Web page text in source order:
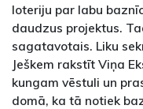
loteriju par labu
daudzus projektus.
sagatavotais. Liku
Ješkem rakstīt Viņa
kungam vēstuli un
domā, ka tā notiek